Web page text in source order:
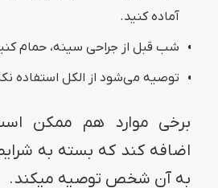
آماده کنید.
شب قبل از جراحی سینه، حمام
توصیه می‌شود از الکل استفاده
برخی موارد هم ممکن
اضافه کند که بسته به
به آن شخص توصیه میکند.